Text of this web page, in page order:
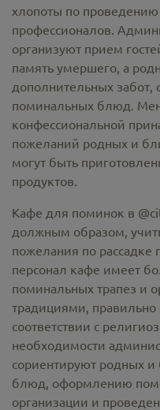
хлопоты по
профессионалов.
организуют прием
память умершего, а
дополнительных забот,
поминальных блюд.
конфессиональной
пожеланий родных и
могут быть
продуктов.
Кафе для поминок в
должным образом,
пожелания по
персонал кафе имеет
поминальных трапез и
традициями,
соответствии с
необходимости
сориентируют родных
блюд, оформлению
организации и